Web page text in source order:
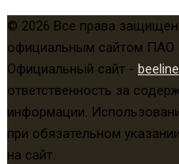
© 2026 Все права
официальным сайтом ПАО
Официальный сайт -
ответственность за
информации.
при обязательном
на сайт.